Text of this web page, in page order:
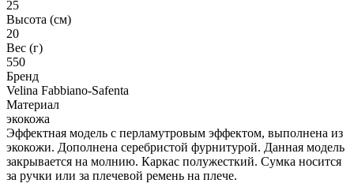
25
Высота (см)
20
Вес (г)
550
Бренд
Velina Fabbiano-Safenta
Материал
экокожа
Эффектная модель с перламутровым эффектом, выполнена из
экокожи. Дополнена серебристой фурнитурой. Данная модель
закрывается на молнию. Каркас полужесткий. Сумка носится
за ручки или за плечевой ремень на плече.